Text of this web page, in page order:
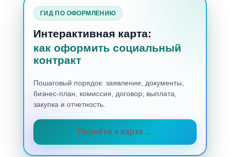
ГИД ПО ОФОРМЛЕНИЮ
Интерактивная карта:
как оформить социальный
контракт
Пошаговый порядок: заявление, документы,
бизнес-план, комиссия, договор, выплата,
закупка и отчетность.
Перейти к карте